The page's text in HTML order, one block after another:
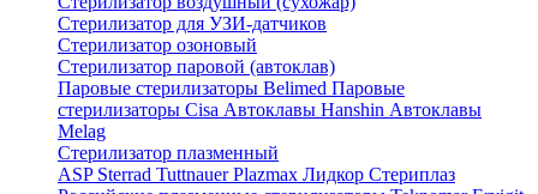
Стерилизатор для УЗИ-датчиков
Стерилизатор озоновый
Стерилизатор паровой (автоклав)
Паровые стерилизаторы Belimed Паровые
стерилизаторы Cisa Автоклавы Hanshin Автоклавы
Melag
Стерилизатор плазменный
ASP Sterrad Tuttnauer Plazmax Лидкор Стериплаз